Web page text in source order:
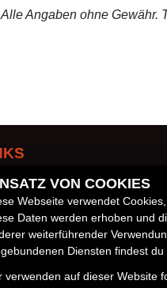
Alle Angaben ohne Gewähr.
VON COOKIES
Webseite verwendet
Daten werden erhoben und
weiterführender
Diensten findest du
verwenden auf dieser Website